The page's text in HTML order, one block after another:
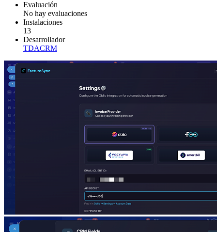
Evaluación
No hay evaluaciones
Instalaciones
13
Desarrollador
TDACRM